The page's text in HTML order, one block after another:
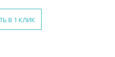
В 1 КЛИК